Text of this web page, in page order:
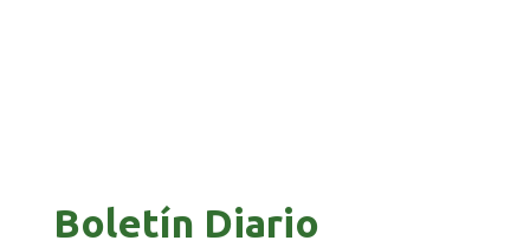
Boletín Diario